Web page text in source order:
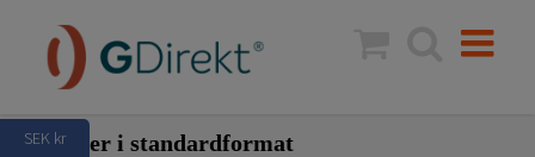
innehållet
Banner i standardformat
SEK kr